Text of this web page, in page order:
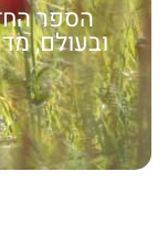
הספר
ובעולם,